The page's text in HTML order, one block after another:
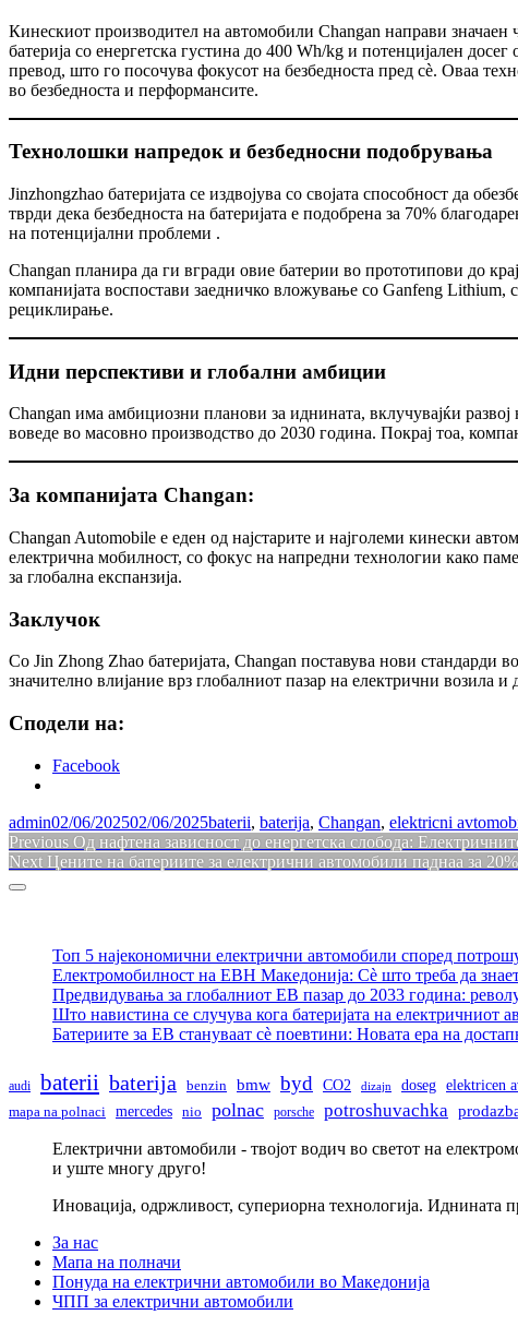
Кинескиот производител на автомобили Changan направи значаен
батерија со енергетска густина до 400 Wh/kg и потенцијален
превод, што го посочува фокусот на безбедноста пред сѐ. Оваа
во безбедноста и перформансите.
Технолошки напредок и безбедносни подобрувања
Jinzhongzhao батеријата се издвојува со својата способност да
тврди дека безбедноста на батеријата е подобрена за 70%
на потенцијални проблеми .
Changan планира да ги вгради овие батерии во прототипови до
компанијата воспостави заедничко вложување со Ganfeng
рециклирање.
Идни перспективи и глобални амбиции
Changan има амбициозни планови за иднината, вклучувајќи
воведе во масовно производство до 2030 година. Покрај тоа,
За компанијата Changan:
Changan Automobile е еден од најстарите и најголеми кинески
електрична мобилност, со фокус на напредни технологии како
за глобална експанзија.
Заклучок
Со Jin Zhong Zhao батеријата, Changan поставува нови стандарди
значително влијание врз глобалниот пазар на електрични возила
Сподели на:
Facebook
admin02/06/202502/06/2025baterii, baterija, Changan, elektricni
Навигација
на
Previous Previous
post:
Од нафтена зависност до енергетска слобода:
Next Next
Цените на батериите за електрични автомобили паднаа за
Sidebar
Топ 5 најекономични електрични автомобили според
Електромобилност на ЕВН Македонија: Сè што треба да
Предвидувања за глобалниот ЕВ пазар до 2033 година:
Што навистина се случува кога батеријата на електричниот
Батериите за ЕВ стануваат сè поевтини: Новата ера на
audi baterii baterija benzin bmw byd CO2 dizajn doseg elektricen
mapa na polnaci mercedes nio polnac porsche potroshuvachka
Електрични автомобили - твојот водич во светот на
и уште многу друго!
Иновација, одржливост, супериорна технологија. Иднината
За нас
Мапа на полначи
Понуда на електрични автомобили во Македонија
ЧПП за електрични автомобили